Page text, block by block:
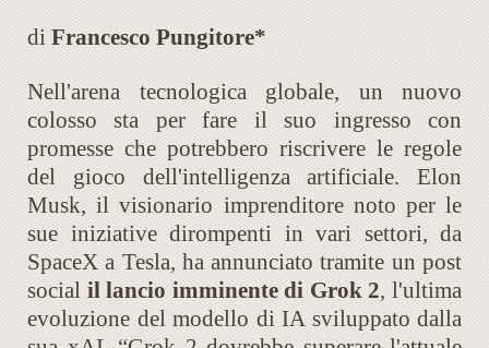
di Francesco Pungitore*
Nell'arena tecnologica globale, un nuovo
colosso sta per fare il suo ingresso con
promesse che potrebbero riscrivere le regole
del gioco dell'intelligenza artificiale. Elon
Musk, il visionario imprenditore noto per le
sue iniziative dirompenti in vari settori, da
SpaceX a Tesla, ha annunciato tramite un post
social il lancio imminente di Grok 2, l'ultima
evoluzione del modello di IA sviluppato dalla